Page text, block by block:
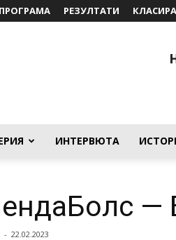
ПРОГРАМА РЕЗУЛТАТИ
ИНТЕРВЮТА
—
- 22.02.2023